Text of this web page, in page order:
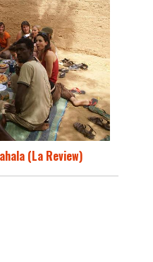
(La Review)